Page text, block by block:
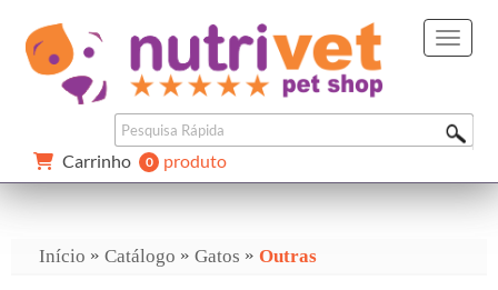
Carrinho 0 produto
Início » Catálogo » Gatos » Outras